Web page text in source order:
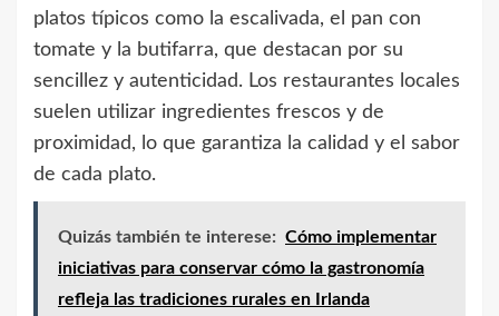
platos típicos como la escalivada, el pan con
tomate y la butifarra, que destacan por su
sencillez y autenticidad. Los restaurantes locales
suelen utilizar ingredientes frescos y de
proximidad, lo que garantiza la calidad y el sabor
de cada plato.
Quizás también te interese: Cómo implementar
iniciativas para conservar cómo la gastronomía
refleja las tradiciones rurales en Irlanda